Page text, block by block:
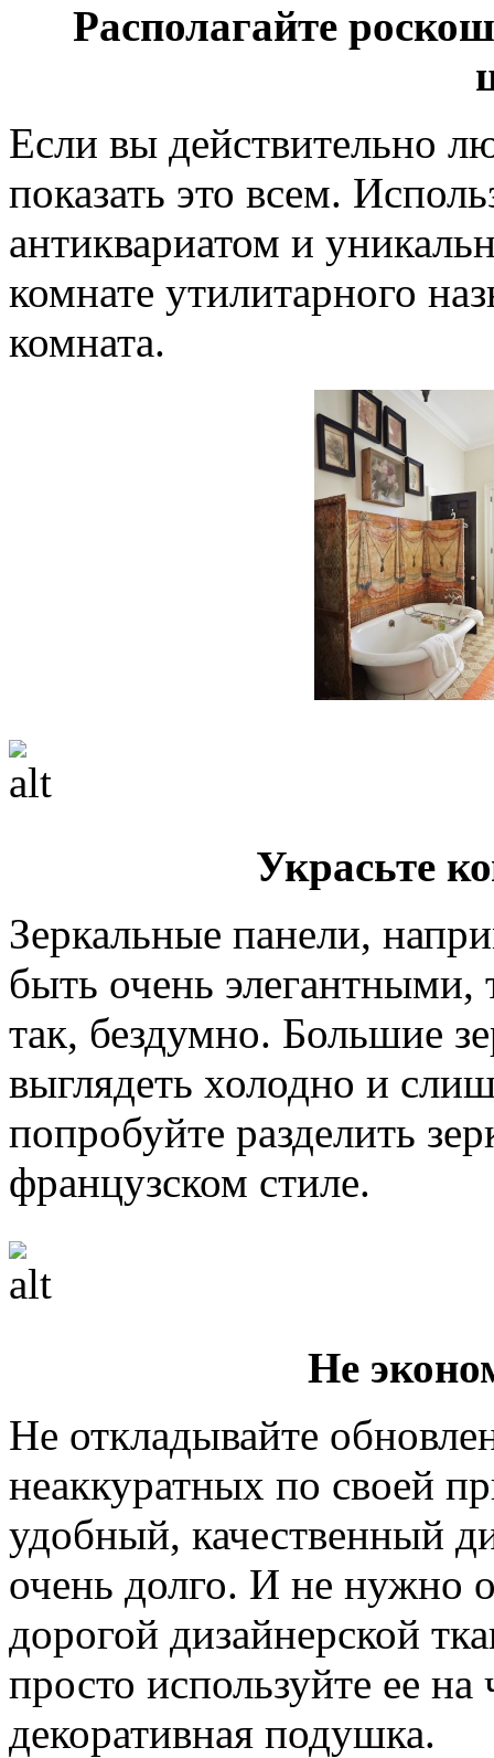
Располагайте
Если вы действительно
показать это всем.
антиквариатом и
комнате утилитарного
комната.
Украсьте
Зеркальные панели,
быть очень элегантными,
так, бездумно. Большие
выглядеть холодно и
попробуйте разделить
французском стиле.
Не
Не откладывайте
неаккуратных по своей
удобный, качественный
очень долго. И не нужно
дорогой дизайнерской
просто используйте ее
декоративная подушка.